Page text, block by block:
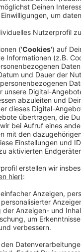
2026
in NRW
Die Highlights vom
JahresROCKblick
auch 2026 stehen
uns - kurz gesagt:
haben wir hier